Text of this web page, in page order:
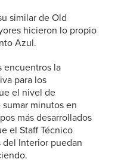
similar de Old
hicieron lo propio
Azul.
encuentros la
para los
el nivel de
minutos en
más desarrollados
el Staff Técnico
del Interior puedan